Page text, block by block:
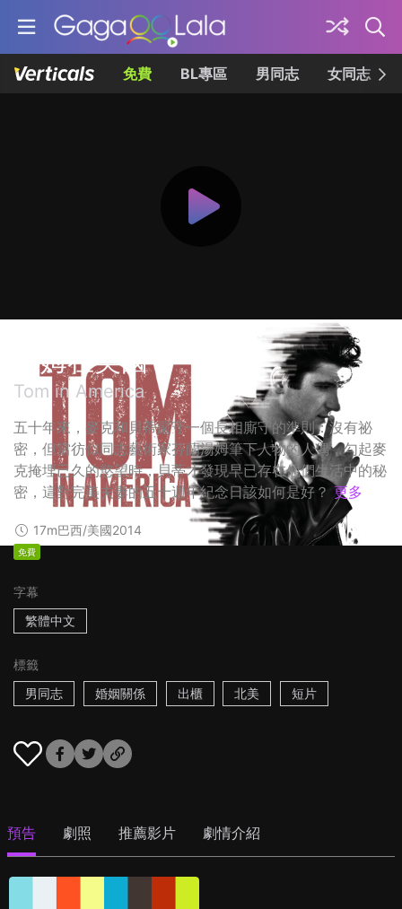
免費 BL專區 男同志 女同志
湯姆在美國
Tom in America
五十年來，麥克和貝蒂嚴守一個長相廝守的準則：沒有祕
密，但當彷似同志藝術家芬蘭湯姆筆下人物的人偶，勾起麥
克掩埋已久的慾望時，貝蒂才發現早已存在他們生活中的秘
密，這對完美夫妻的五十週年紀念日該如何是好？ 更多
17m巴西/美國2014
免費
字幕
繁體中文
標籤
男同志
婚姻關係 出櫃 北美 短片
預告 劇照 推薦影片 劇情介紹